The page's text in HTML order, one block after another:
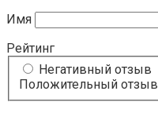
Имя
Рейтинг
Негативный отзыв
Положительный отзыв